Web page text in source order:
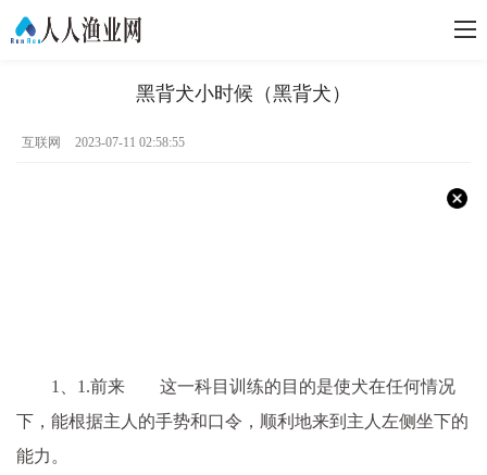
黑背犬小时候（黑背犬）
互联网 2023-07-11 02:58:55
1、1.前来 这一科目训练的目的是使犬在任何情况
下，能根据主人的手势和口令，顺利地来到主人左侧坐下的
能力。